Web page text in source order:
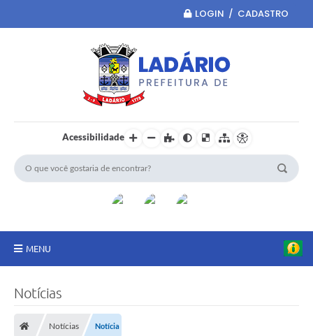
LOGIN / CADASTRO
Acessibilidade
MENU
Notícias
Notícias Notícia